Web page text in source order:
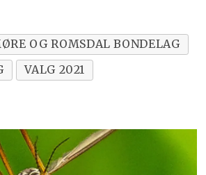
OG ROMSDAL BONDELAG
VALG 2021